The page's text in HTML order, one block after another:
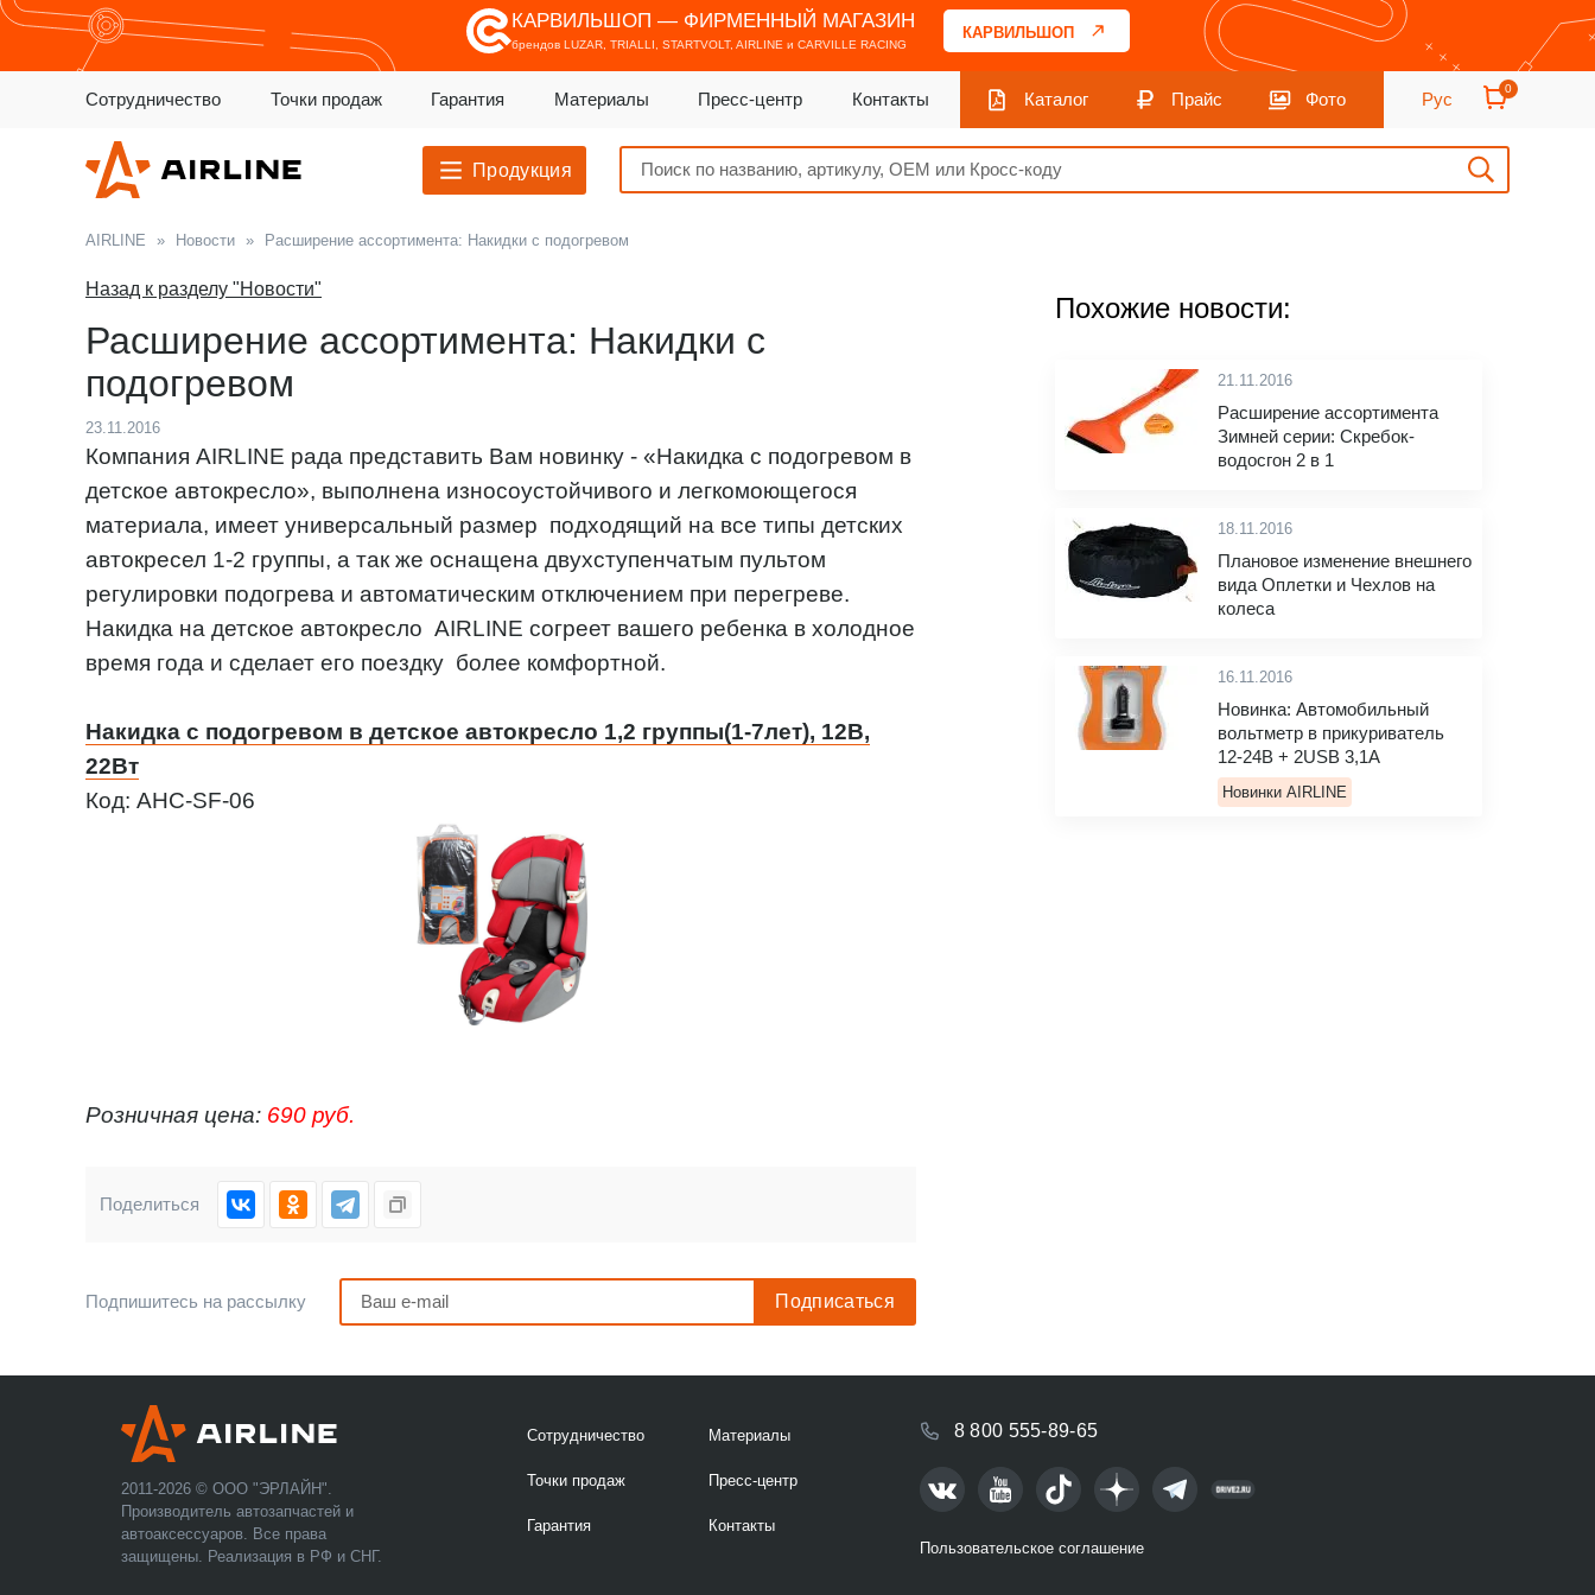
КАРВИЛЬШОП — ФИРМЕННЫЙ МАГАЗИН
брендов LUZAR, TRIALLI, STARTVOLT, AIRLINE и CARVILLE RACING
КАРВИЛЬШОП
Сотрудничество Точки продаж Гарантия Материалы Пресс-центр Контакты Каталог Прайс Фото Рус
0
Продукция
AIRLINE » Новости » Расширение ассортимента: Накидки с подогревом
Назад к разделу "Новости"
Расширение ассортимента: Накидки с
подогревом
23.11.2016
Компания AIRLINE рада представить Вам новинку - «Накидка с подогревом в
детское автокресло», выполнена износоустойчивого и легкомоющегося
материала, имеет универсальный размер подходящий на все типы детских
автокресел 1-2 группы, а так же оснащена двухступенчатым пультом
регулировки подогрева и автоматическим отключением при перегреве.
Накидка на детское автокресло AIRLINE согреет вашего ребенка в холодное
время года и сделает его поездку более комфортной.
Накидка с подогревом в детское автокресло 1,2 группы(1-7лет), 12В,
22Вт
Код: AHC-SF-06
Розничная цена: 690 руб.
Поделиться
Подпишитесь на рассылку
Похожие новости:
21.11.2016
Расширение ассортимента
Зимней серии: Скребок-
водосгон 2 в 1
18.11.2016
Плановое изменение внешнего
вида Оплетки и Чехлов на
колеса
16.11.2016
Новинка: Автомобильный
вольтметр в прикуриватель
12-24В + 2USB 3,1A
Новинки AIRLINE
2011-2026 © ООО "ЭРЛАЙН".
Производитель автозапчастей и
автоаксессуаров. Все права
защищены. Реализация в РФ и СНГ.
Сотрудничество
Точки продаж
Гарантия
Материалы
Пресс-центр
Контакты
8 800 555-89-65
Пользовательское соглашение